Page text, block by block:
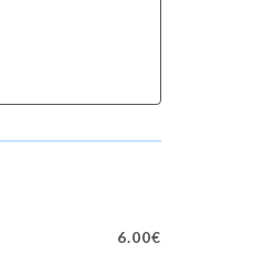
6.00€